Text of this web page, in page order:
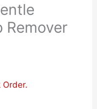
Remover
Order.